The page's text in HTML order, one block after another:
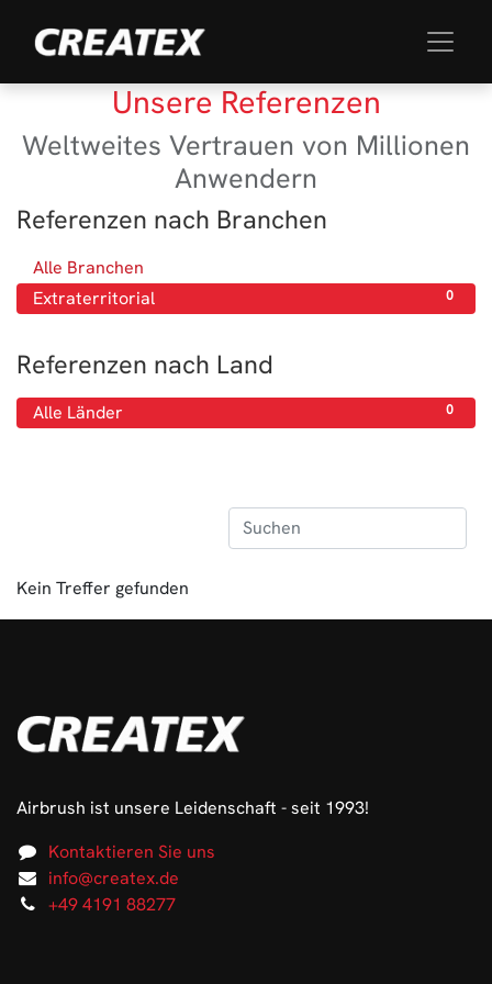
Unsere Referenzen
Weltweites Vertrauen von Millionen
Anwendern
Referenzen nach Branchen
Alle Branchen
0
Extraterritorial
Referenzen nach Land
0
Alle Länder
Kein Treffer gefunden
Airbrush ist unsere Leidenschaft - seit 1993!
Kontaktieren Sie uns
info@createx.de
+49 4191 88277